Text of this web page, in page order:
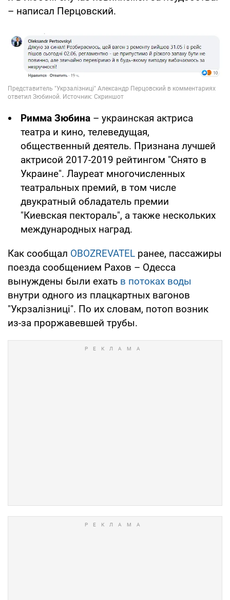
– написал Перцовский.
Римма Зюбина – украинская актриса
театра и кино, телеведущая,
общественный деятель. Признана лучшей
актрисой 2017-2019 рейтингом "Снято в
Украине". Лауреат многочисленных
театральных премий, в том числе
двукратный обладатель премии
"Киевская пектораль", а также нескольких
международных наград.
Как сообщал OBOZREVATEL ранее, пассажиры
поезда сообщением Рахов – Одесса
вынуждены были ехать в потоках воды
внутри одного из плацкартных вагонов
"Укрзалізниці". По их словам, потоп возник
из-за проржавевшей трубы.